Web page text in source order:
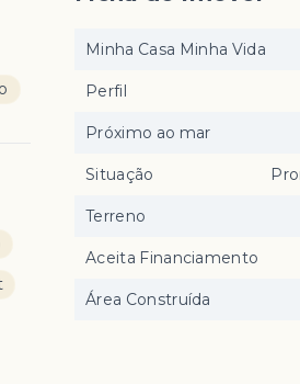
Minha Casa Minha Vida
Perfil
Próximo ao mar
Situação
Terreno
Aceita Financiamento
Área Construída